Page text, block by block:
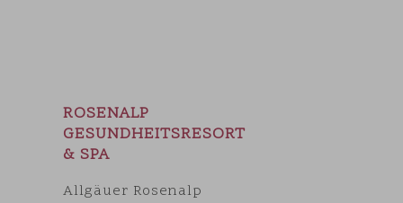
ROSENALP
GESUNDHEITSRESORT
& SPA
Allgäuer Rosenalp